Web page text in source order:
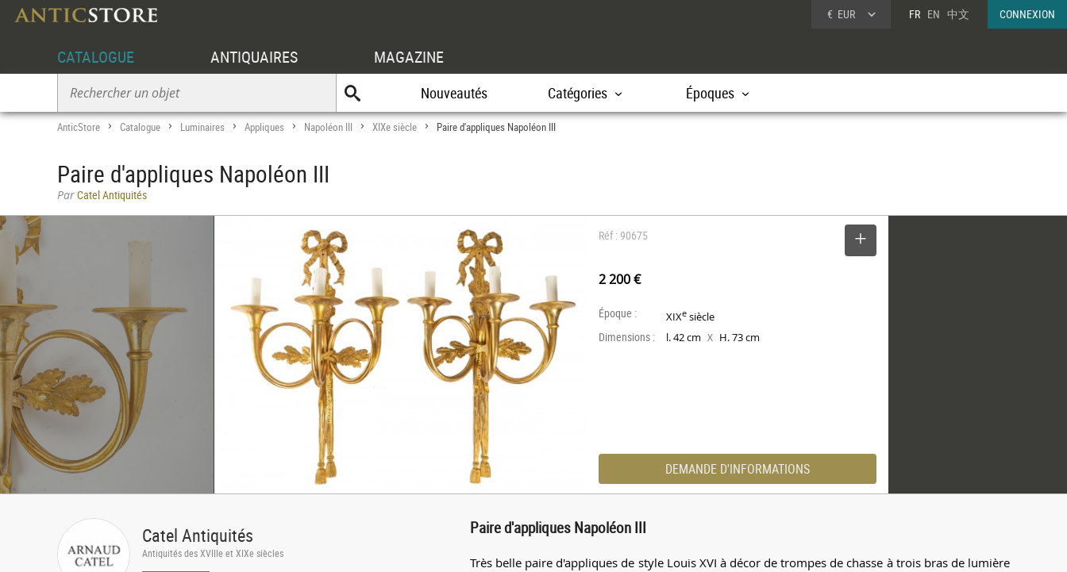
€ EUR FR EN 中文 CONNEXION
CATALOGUE ANTIQUAIRES MAGAZINE
Nouveautés Catégories Époques
AnticStore > Catalogue > Luminaires > Appliques > Napoléon III > XIXe siècle > Paire d'appliques Napoléon III
Paire d'appliques Napoléon III
ParCatel Antiquités
Réf : 90675
2 200 €
Époque : XIXe siècle
Dimensions : l. 42 cm X H. 73 cm
DEMANDE D'INFORMATIONS
Catel Antiquités
Antiquités des XVIIIe et XIXe siècles
Paire d'appliques Napoléon III
Très belle paire d'appliques de style Louis XVI à décor de trompes de chasse à trois bras de lumière